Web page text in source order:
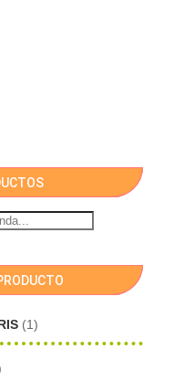
(1)